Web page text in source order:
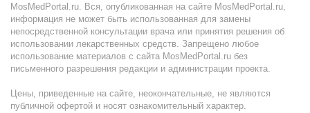
MosMedPortal.ru. Вся, опубликованная на сайте MosMedPortal.ru,
информация не может быть использованная для замены
непосредственной консультации врача или принятия решения об
использовании лекарственных средств. Запрещено любое
использование материалов с сайта MosMedPortal.ru без
письменного разрешения редакции и администрации проекта.
Цены, приведенные на сайте, неокончательные, не являются
публичной офертой и носят ознакомительный характер.